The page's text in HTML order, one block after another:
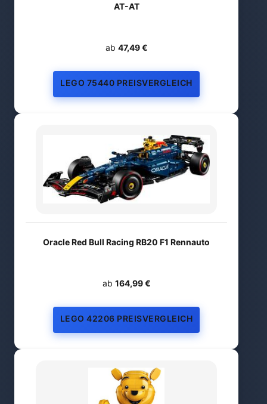
AT-AT
ab 47,49 €
LEGO 75440 PREISVERGLEICH
Oracle Red Bull Racing RB20 F1 Rennauto
ab 164,99 €
LEGO 42206 PREISVERGLEICH